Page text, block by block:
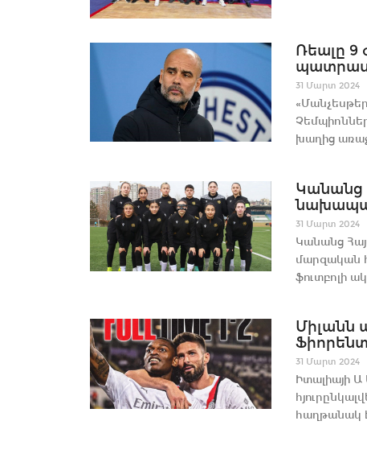
Ռեալը 9
31 Մարտ 2024
խաղից
Կանանց
31 Մարտ 2024
Կանանց
մարզական
ֆուտբոլի
Միլանն
31 Մարտ 2024
Իտալիայի Ա
հաղթանակ